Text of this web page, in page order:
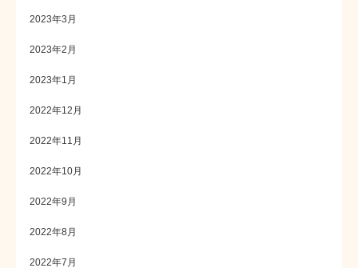
2023年3月
2023年2月
2023年1月
2022年12月
2022年11月
2022年10月
2022年9月
2022年8月
2022年7月